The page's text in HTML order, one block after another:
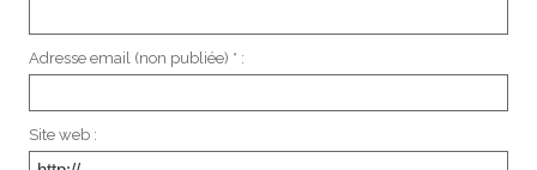
Adresse email (non publiée) * :
Site web :